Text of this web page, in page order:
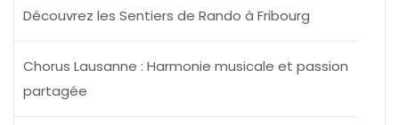
Découvrez les Sentiers de Rando à Fribourg
Chorus Lausanne : Harmonie musicale et passion
partagée